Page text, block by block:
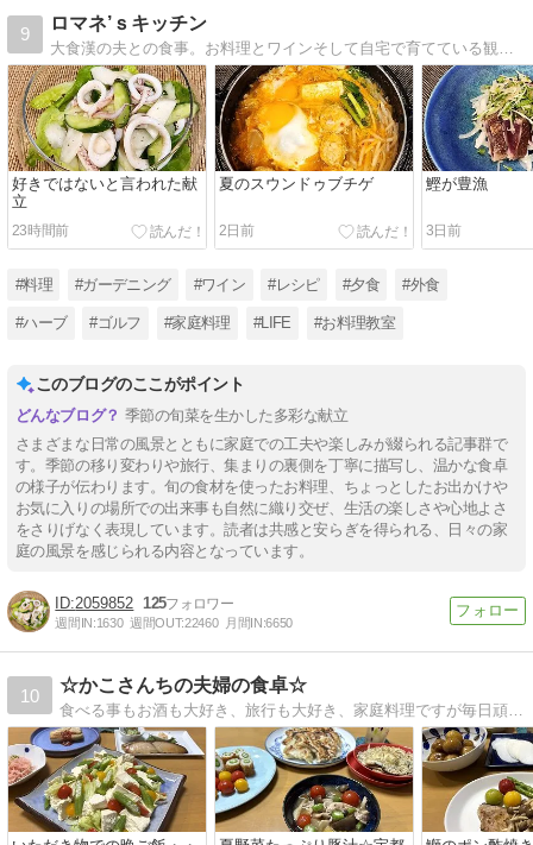
9
ロマネ’ｓキッチン
大食漢の夫との食事。お料理とワインそして自宅で育てている観葉植物やハーブ。日記のつもりで書いてます。
好きではないと言われた献
立
23時間前
夏のスウンドゥブチゲ
2日前
鰹が豊漁
3日前
#料理 #ガーデニング #ワイン #レシピ #夕食 #外食
#ハーブ #ゴルフ #家庭料理 #LIFE #お料理教室
このブログのここがポイント
季節の旬菜を生かした多彩な献立
さまざまな日常の風景とともに家庭での工夫や楽しみが綴られる記事群で
す。季節の移り変わりや旅行、集まりの裏側を丁寧に描写し、温かな食卓
の様子が伝わります。旬の食材を使ったお料理、ちょっとしたお出かけや
お気に入りの場所での出来事も自然に織り交ぜ、生活の楽しさや心地よさ
をさりげなく表現しています。読者は共感と安らぎを得られる、日々の家
庭の風景を感じられる内容となっています。
2059852 125
週間IN:1630 週間OUT:22460 月間IN:6650
10
☆かこさんちの夫婦の食卓☆
食べる事もお酒も大好き、旅行も大好き、家庭料理ですが毎日頑張っています。